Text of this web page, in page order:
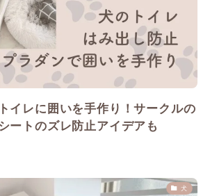
イレに囲いを手作り！サークルの
ートのズレ防止アイデアも
犬